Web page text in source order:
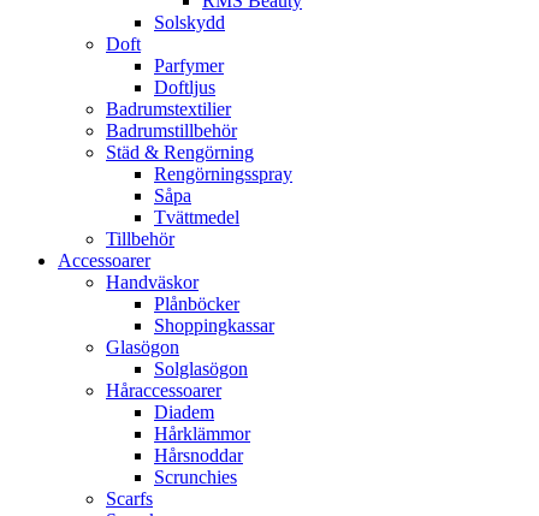
Solskydd
Doft
Parfymer
Doftljus
Badrumstextilier
Badrumstillbehör
Städ & Rengörning
Rengörningsspray
Såpa
Tvättmedel
Tillbehör
Accessoarer
Handväskor
Plånböcker
Shoppingkassar
Glasögon
Solglasögon
Håraccessoarer
Diadem
Hårklämmor
Hårsnoddar
Scrunchies
Scarfs